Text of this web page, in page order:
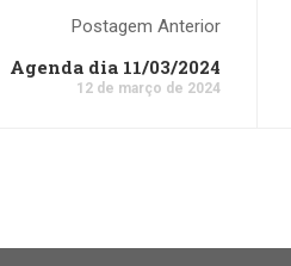
Postagem Anterior
Agenda dia 11/03/2024
12 de março de 2024